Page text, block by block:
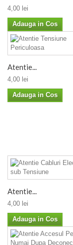
4,00 lei
Adauga in Cos
Atentie...
4,00 lei
Adauga in Cos
Atentie...
4,00 lei
Adauga in Cos